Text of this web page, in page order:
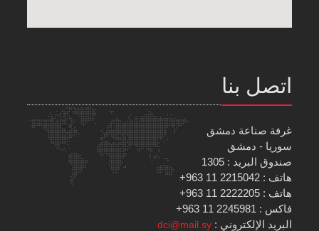
اتصل بنا
غرفة صناعة دمشق
سوريا - دمشق
صندوق البريد : 1305
هاتف : 2215042 11 963+
هاتف : 2222205 11 963+
فاكس : 2245981 11 963+
البريد الإلكتروني :dci@mail.sy